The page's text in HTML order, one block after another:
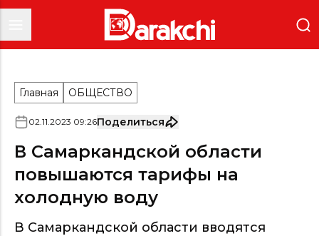
Главная ОБЩЕСТВО
02.11.2023 09:26Поделиться
В Самаркандской области
повышаются тарифы на
холодную воду
В Самаркандской области вводятся